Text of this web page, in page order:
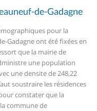
de-Gadagne
pour la
Gadagne ont été fixées en
que la mairie de
une population
une densite de 248,22
soustraire les résidences
constater que la
commune de